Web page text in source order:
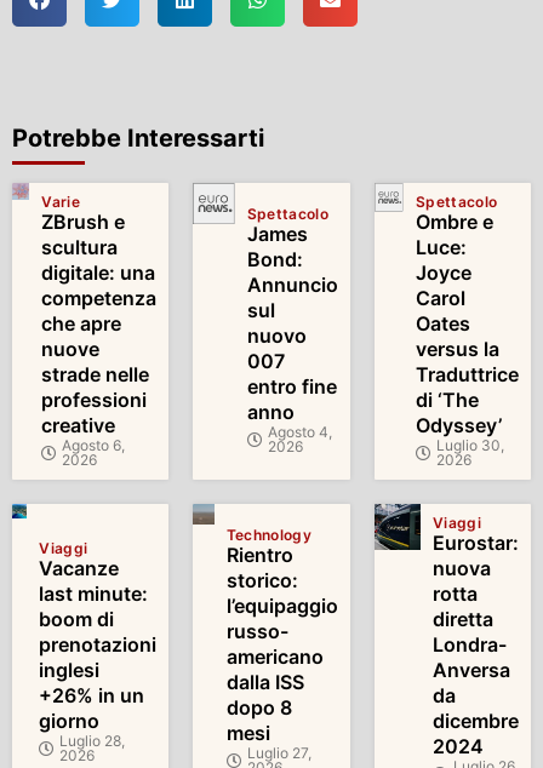
Potrebbe Interessarti
Varie
ZBrush e
scultura
digitale: una
competenza
che apre
nuove
strade nelle
professioni
creative
Agosto 6,
2026
Spettacolo
James
Bond:
Annuncio
sul
nuovo
007
entro fine
anno
Agosto 4,
2026
Spettacolo
Ombre e
Luce:
Joyce
Carol
Oates
versus la
Traduttrice
di ‘The
Odyssey’
Luglio 30,
2026
Viaggi
Vacanze
last minute:
boom di
prenotazioni
inglesi
+26% in un
giorno
Luglio 28,
2026
Technology
Rientro
storico:
l’equipaggio
russo-
americano
dalla ISS
dopo 8
mesi
Luglio 27,
Viaggi
Eurostar:
nuova
rotta
diretta
Londra-
Anversa
da
dicembre
2024